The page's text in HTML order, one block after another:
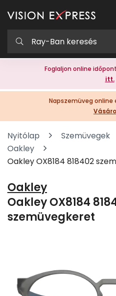
Foglaljon online
itt.
Napszemüveg online
Nyitólap Szemüvegek
Oakley
Oakley OX8184 818402
Oakley
Oakley OX8184
szemüvegkeret